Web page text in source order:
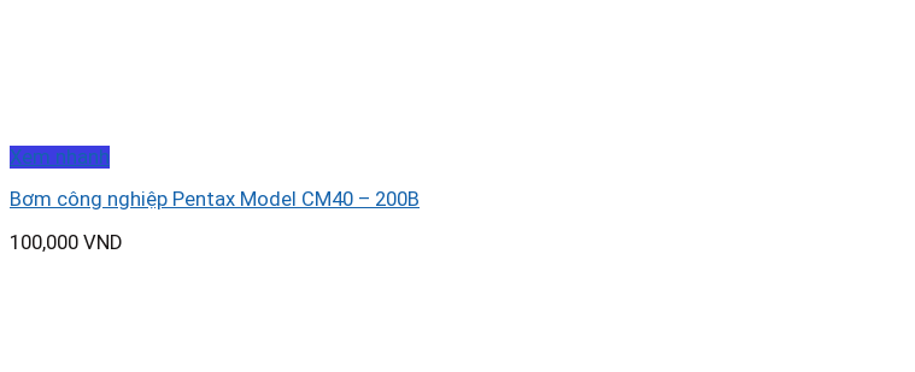
Xem nhanh
Bơm công nghiệp Pentax Model CM40 – 200B
100,000 VND